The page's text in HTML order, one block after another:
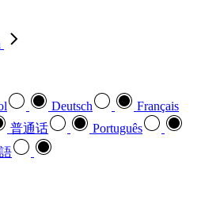
Deutsch
Français
普通话
Português